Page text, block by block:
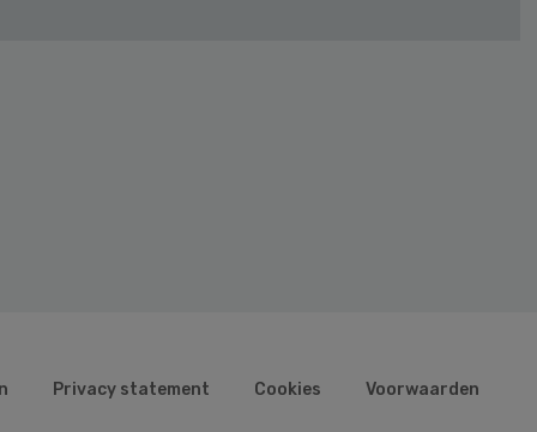
Privacy statement Cookies Voorwaarden